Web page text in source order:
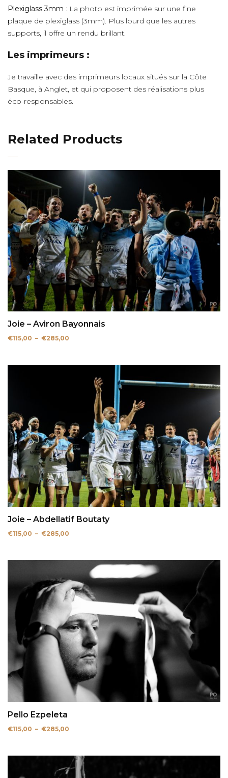
Plexiglass 3mm : La photo est imprimée sur une fine
plaque de plexiglass (3mm). Plus lourd que les autres
supports, il offre un rendu brillant.
Les imprimeurs :
Je travaille avec des imprimeurs locaux situés sur la Côte
Basque, à Anglet, et qui proposent des réalisations plus
éco-responsables.
Related Products
Joie – Aviron Bayonnais
€115,00 – €285,00
€285,00
Joie – Abdellatif Boutaty
€115,00 – €285,00
€285,00
Pello Ezpeleta
€115,00 – €285,00
à
€285,00